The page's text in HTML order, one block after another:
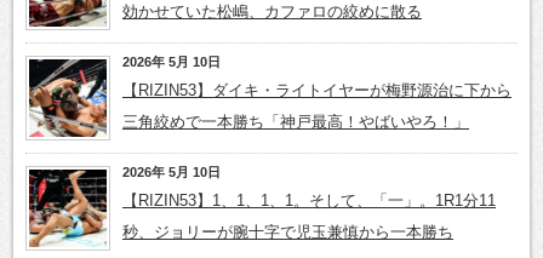
効かせていた松嶋、カファロの絞めに散る
2026年 5月 10日
【RIZIN53】ダイキ・ライトイヤーが梅野源治に下から
三角絞めで一本勝ち「神戸最高！やばいやろ！」
2026年 5月 10日
【RIZIN53】1、1、1、1。そして、「一」。1R1分11
秒、ジョリーが腕十字で児玉兼慎から一本勝ち